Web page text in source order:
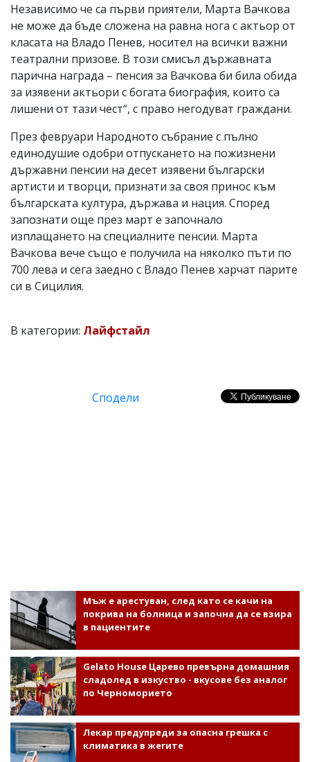
Независимо че са първи приятели, Марта Вачкова
не може да бъде сложена на равна нога с актьор от
класата на Владо Пенев, носител на всички важни
театрални призове. В този смисъл държавната
парична награда – пенсия за Вачкова би била обида
за изявени актьори с богата биография, които са
лишени от тази чест“, с право негодуват граждани.
През февруари Народното събрание с пълно
единодушие одобри отпускането на пожизнени
държавни пенсии на десет изявени български
артисти и творци, признати за своя принос към
българската култура, държава и нация. Според
запознати още през март е започнало
изплащането на специалните пенсии. Марта
Вачкова вече също е получила на няколко пъти по
700 лева и сега заедно с Владо Пенев харчат парите
си в Сицилия.
В категории: Лайфстайл
Сподели
Мъж е арестуван, след като се качи на
покрива на болница и започна да се взира
в пациентите
Gelato House Царево превърна домашния
сладолед в изкуство - вкусове без аналог
по Черноморието
Лекар предупреди за опасна грешка с
климатика в жегите